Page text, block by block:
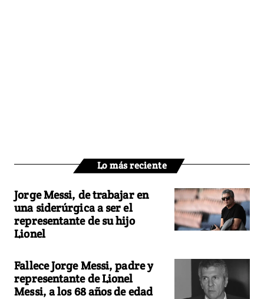
Lo más reciente
Jorge Messi, de trabajar en
una siderúrgica a ser el
representante de su hijo
Lionel
Fallece Jorge Messi, padre y
representante de Lionel
Messi, a los 68 años de edad